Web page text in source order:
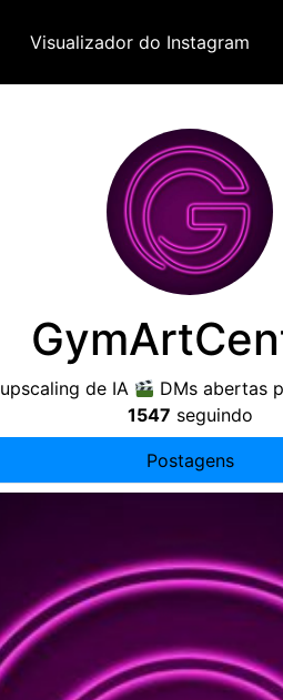
Visualizador do Instagram
de IA DMs abertas
1547 seguindo
Postagens